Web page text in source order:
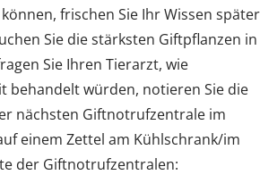
frischen Sie Ihr Wissen später
Sie die stärksten Giftpflanzen in
Sie Ihren Tierarzt, wie
behandelt würden, notieren Sie die
nächsten Giftnotrufzentrale im
einem Zettel am Kühlschrank/im
der Giftnotrufzentralen: